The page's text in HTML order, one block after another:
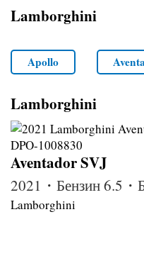
Lamborghini
Apollo
Lamborghini
Aventador SVJ
2021・Бензин 6.5
Lamborghini